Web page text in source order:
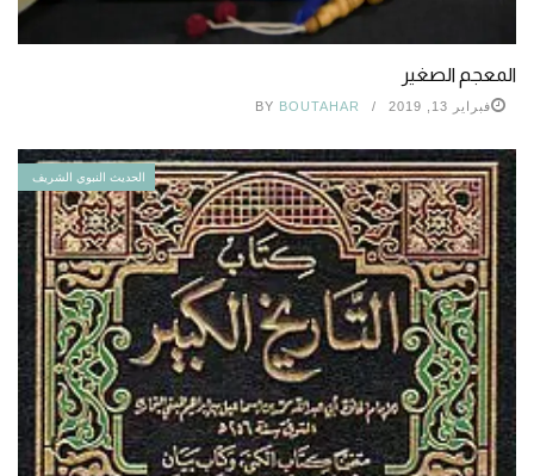
المعجم الصغير
فبراير 13, 2019 BY BOUTAHAR
الحديث النبوي الشريف